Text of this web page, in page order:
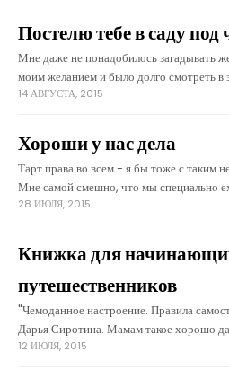
Постелю тебе в саду
Мне даже не понадобилось загадывать
моим желанием и было долго смотреть в
Вокруг нашей фермы нет ни городов, ни
14 АВГУСТА, 2015
Хороши у нас дела
Тарт права во всем - я бы тоже с таким
Мне самой смешно, что мы специально
Утрехта в Гаагу, чтобы посмотреть
28 ИЮЛЯ, 2015
Книжка для
путешественников
"Чемоданное настроение. Правила
Дарья Сиротина. Мамам такое хорошо
красивые фотографии.
12 ИЮЛЯ, 2015